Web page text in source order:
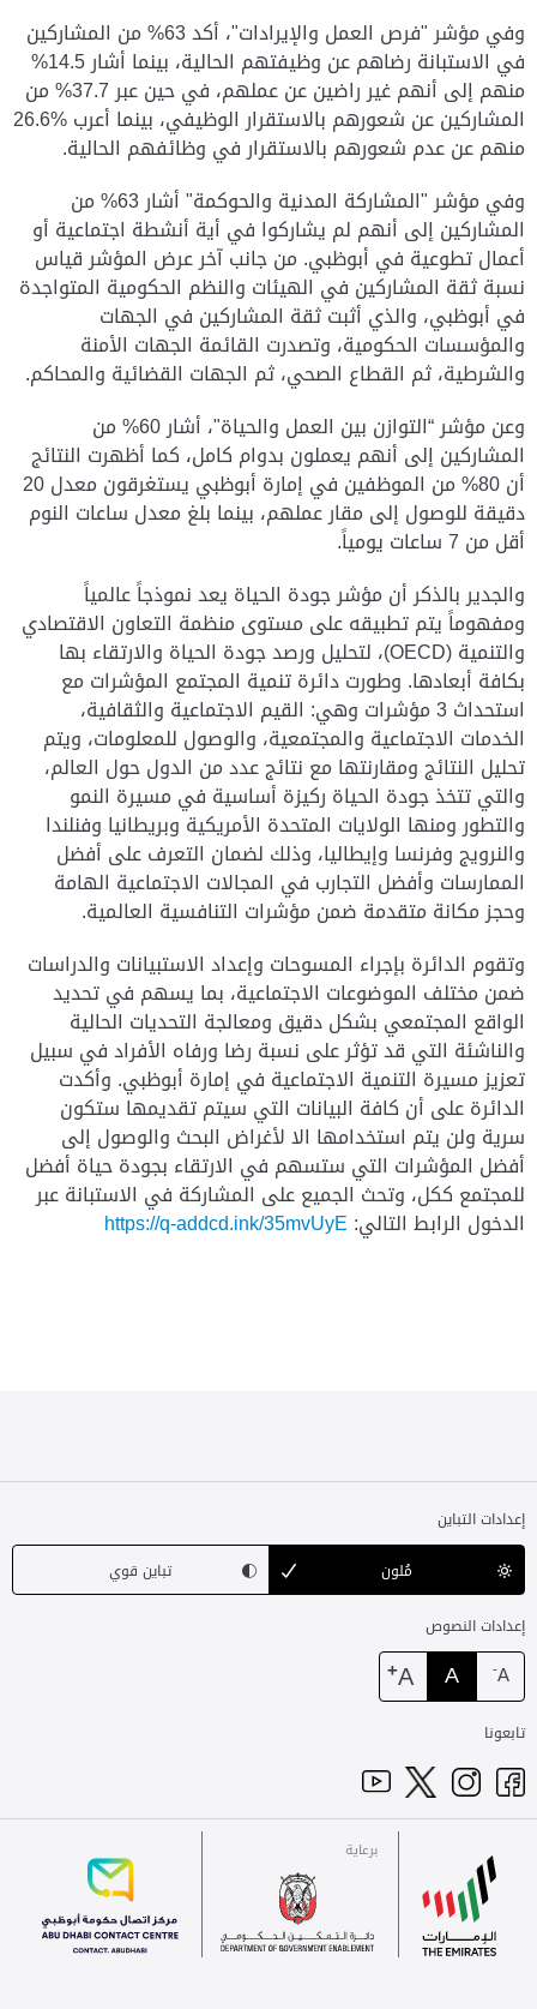
وفي مؤشر "فرص العمل والإيرادات"، أكد 63% من المشاركين
في الاستبانة رضاهم عن وظيفتهم الحالية، بينما أشار 14.5%
منهم إلى أنهم غير راضين عن عملهم، في حين عبر 37.7% من
المشاركين عن شعورهم بالاستقرار الوظيفي، بينما أعرب %26.6
منهم عن عدم شعورهم بالاستقرار في وظائفهم الحالية.
وفي مؤشر "المشاركة المدنية والحوكمة" أشار 63% من
المشاركين إلى أنهم لم يشاركوا في أية أنشطة اجتماعية أو
أعمال تطوعية في أبوظبي. من جانب آخر عرض المؤشر قياس
نسبة ثقة المشاركين في الهيئات والنظم الحكومية المتواجدة
في أبوظبي، والذي أثبت ثقة المشاركين في الجهات
والمؤسسات الحكومية، وتصدرت القائمة الجهات الأمنة
والشرطية، ثم القطاع الصحي، ثم الجهات القضائية والمحاكم.
وعن مؤشر “التوازن بين العمل والحياة"، أشار 60% من
المشاركين إلى أنهم يعملون بدوام كامل، كما أظهرت النتائج
أن 80% من الموظفين في إمارة أبوظبي يستغرقون معدل 20
دقيقة للوصول إلى مقار عملهم، بينما بلغ معدل ساعات النوم
أقل من 7 ساعات يومياً.
والجدير بالذكر أن مؤشر جودة الحياة يعد نموذجاً عالمياً
ومفهوماً يتم تطبيقه على مستوى منظمة التعاون الاقتصادي
والتنمية (OECD)، لتحليل ورصد جودة الحياة والارتقاء بها
بكافة أبعادها. وطورت دائرة تنمية المجتمع المؤشرات مع
استحداث 3 مؤشرات وهي: القيم الاجتماعية والثقافية،
الخدمات الاجتماعية والمجتمعية، والوصول للمعلومات، ويتم
تحليل النتائج ومقارنتها مع نتائج عدد من الدول حول العالم،
والتي تتخذ جودة الحياة ركيزة أساسية في مسيرة النمو
والتطور ومنها الولايات المتحدة الأمريكية وبريطانيا وفنلندا
والنرويج وفرنسا وإيطاليا، وذلك لضمان التعرف على أفضل
الممارسات وأفضل التجارب في المجالات الاجتماعية الهامة
وحجز مكانة متقدمة ضمن مؤشرات التنافسية العالمية.
وتقوم الدائرة بإجراء المسوحات وإعداد الاستبيانات والدراسات
ضمن مختلف الموضوعات الاجتماعية، بما يسهم في تحديد
الواقع المجتمعي بشكل دقيق ومعالجة التحديات الحالية
والناشئة التي قد تؤثر على نسبة رضا ورفاه الأفراد في سبيل
تعزيز مسيرة التنمية الاجتماعية في إمارة أبوظبي. وأكدت
الدائرة على أن كافة البيانات التي سيتم تقديمها ستكون
سرية ولن يتم استخدامها الا لأغراض البحث والوصول إلى
أفضل المؤشرات التي ستسهم في الارتقاء بجودة حياة أفضل
للمجتمع ككل، وتحث الجميع على المشاركة في الاستبانة عبر
الدخول الرابط التالي: https://q-addcd.ink/35mvUyE
إعدادات التباين
مُلون
تباين قوي
إعدادات النصوص
A
-
A
A
+
تابعونا
الإمارات
برعاية
للاتصال